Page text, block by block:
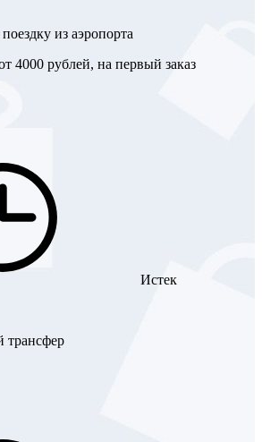
из аэропорта
4000 рублей, на первый заказ
Истек
трансфер